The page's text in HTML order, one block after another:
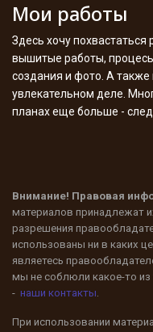
Мои работы
Здесь хочу похвастаться
вышитые работы,
создания и фото. А
увлекательном деле.
планах еще больше -
Внимание! Правовая
материалов принадлежат
разрешения
использованы ни в каких
являетесь
мы не соблюли какое-то из
- наши контакты.
При использовании